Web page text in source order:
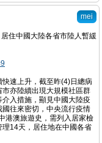
mei
住中國大陸各省市陸人暫緩
速上升，截至昨(4)日總病
亦陸續出現大規模社區群
入措施，顯見中國大陸疫
往來密切，中央流行疫情
港澳旅遊史，需列入居家檢
14天，居住地在中國各省